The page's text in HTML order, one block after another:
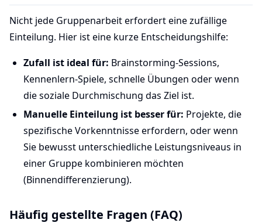
Nicht jede Gruppenarbeit erfordert eine zufällige
Einteilung. Hier ist eine kurze Entscheidungshilfe:
Zufall ist ideal für: Brainstorming-Sessions,
Kennenlern-Spiele, schnelle Übungen oder wenn
die soziale Durchmischung das Ziel ist.
Manuelle Einteilung ist besser für: Projekte, die
spezifische Vorkenntnisse erfordern, oder wenn
Sie bewusst unterschiedliche Leistungsniveaus in
einer Gruppe kombinieren möchten
(Binnendifferenzierung).
Häufig gestellte Fragen (FAQ)